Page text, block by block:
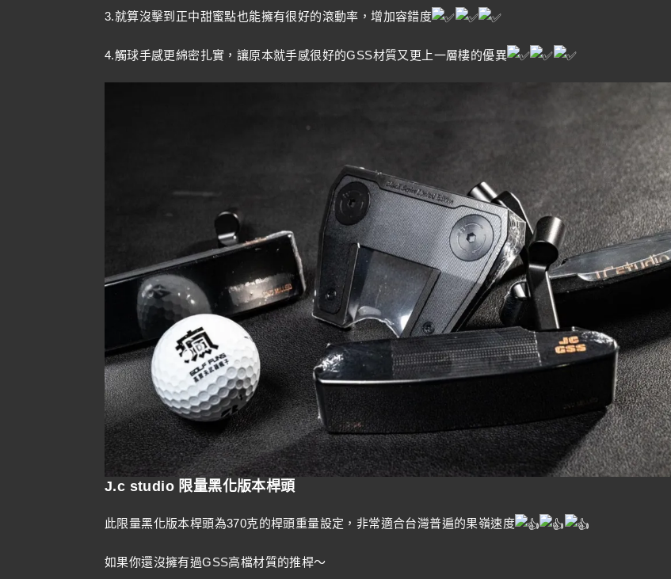
3.就算沒擊到正中甜蜜點也能擁有很好的滾動率，增加容錯度
4.觸球手感更綿密扎實，讓原本就手感很好的GSS材質又更上一層樓的優異
J.c studio 限量黑化版本桿頭
此限量黑化版本桿頭為370克的桿頭重量設定，非常適合台灣普遍的果嶺速度
如果你還沒擁有過GSS高檔材質的推桿～